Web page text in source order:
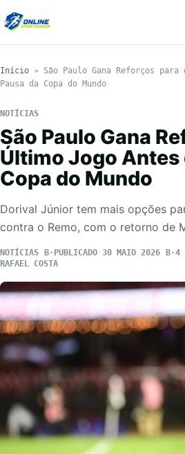
Início » São Paulo Gana Reforços
Pausa da Copa do Mundo
NOTÍCIAS
São Paulo Gana
Último Jogo Antes
Copa do Mundo
Dorival Júnior tem mais opções
contra o Remo, com o retorno de
NOTÍCIAS PUBLICADO 30 MAIO 2026
4
RAFAEL COSTA